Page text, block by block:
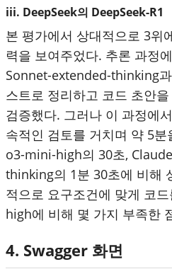
iii. DeepSeek의 DeepSeek-R1
본 평가에서 상대적으로 3위
력을 보여주었다. 추론 과정
Sonnet-extended-thinking
스트로 정리하고 코드 초안
검증했다. 그러나 이 과정에
속적인 검토를 거치며 약 5
o3-mini-high의 30초,
thinking의 1분 30초에 비해
적으로 요구조건에 맞게 코
high에 비해 몇 가지 부족한
4. Swagger 화면